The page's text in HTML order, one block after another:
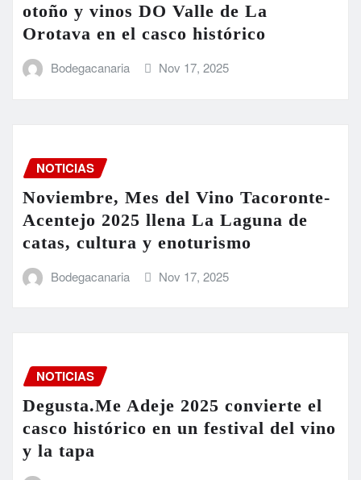
otoño y vinos DO Valle de La
Orotava en el casco histórico
Bodegacanaria Nov 17, 2025
NOTICIAS
Noviembre, Mes del Vino Tacoronte-
Acentejo 2025 llena La Laguna de
catas, cultura y enoturismo
Bodegacanaria Nov 17, 2025
NOTICIAS
Degusta.Me Adeje 2025 convierte el
casco histórico en un festival del vino
y la tapa